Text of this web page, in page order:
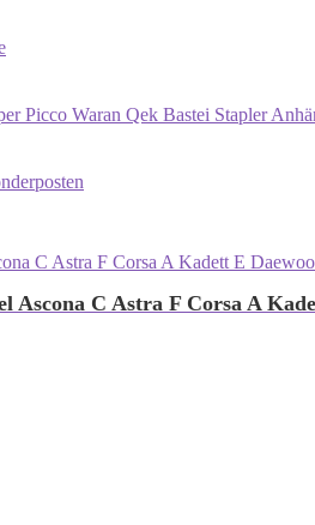
Picco Waran Qek Bastei Stapler
Ascona C Astra F Corsa A